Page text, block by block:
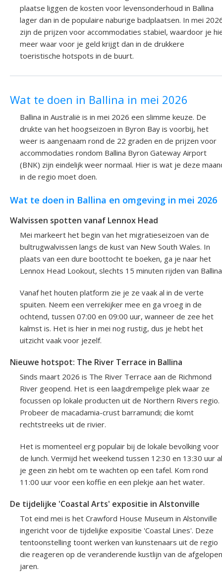
plaatse liggen de kosten voor levensonderhoud in Ballina
lager dan in de populaire naburige badplaatsen. In mei
zijn de prijzen voor accommodaties stabiel, waardoor je
meer waar voor je geld krijgt dan in de drukkere
toeristische hotspots in de buurt.
Wat te doen in Ballina in mei 2026
Ballina in Australië is in mei 2026 een slimme keuze. De
drukte van het hoogseizoen in Byron Bay is voorbij, het
weer is aangenaam rond de 22 graden en de prijzen voor
accommodaties rondom Ballina Byron Gateway Airport
(BNK) zijn eindelijk weer normaal. Hier is wat je deze
in de regio moet doen.
Wat te doen in Ballina en omgeving in mei 2026
Walvissen spotten vanaf Lennox Head
Mei markeert het begin van het migratieseizoen van de
bultrugwalvissen langs de kust van New South Wales. In
plaats van een dure boottocht te boeken, ga je naar het
Lennox Head Lookout, slechts 15 minuten rijden van
Vanaf het houten platform zie je ze vaak al in de verte
spuiten. Neem een verrekijker mee en ga vroeg in de
ochtend, tussen 07:00 en 09:00 uur, wanneer de zee het
kalmst is. Het is hier in mei nog rustig, dus je hebt het
uitzicht vaak voor jezelf.
Nieuwe hotspot: The River Terrace in Ballina
Sinds maart 2026 is The River Terrace aan de Richmond
River geopend. Het is een laagdrempelige plek waar ze
focussen op lokale producten uit de Northern Rivers regio.
Probeer de macadamia-crust barramundi; die komt
rechtstreeks uit de rivier.
Het is momenteel erg populair bij de lokale bevolking voor
de lunch. Vermijd het weekend tussen 12:30 en 13:30 uur
je geen zin hebt om te wachten op een tafel. Kom rond
11:00 uur voor een koffie en een plekje aan het water.
De tijdelijke 'Coastal Arts' expositie in Alstonville
Tot eind mei is het Crawford House Museum in Alstonville
ingericht voor de tijdelijke expositie 'Coastal Lines'. Deze
tentoonstelling toont werken van kunstenaars uit de regio
die reageren op de veranderende kustlijn van de afgelopen
jaren.